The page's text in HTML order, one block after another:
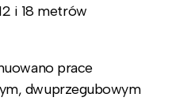
i 18 metrów
prace
dwuprzegubowym